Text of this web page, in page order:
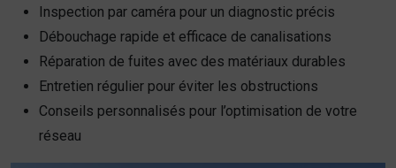
Inspection par caméra pour un diagnostic précis
Débouchage rapide et efficace de canalisations
Réparation de fuites avec des matériaux durables
Entretien régulier pour éviter les obstructions
Conseils personnalisés pour l’optimisation de votre
réseau